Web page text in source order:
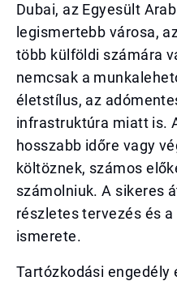
Dubai, az Egyesült
legismertebb városa,
több külföldi számára
nemcsak a
életstílus, az
infrastruktúra miatt is.
hosszabb időre vagy
költöznek, számos
számolniuk. A sikeres
részletes tervezés és
ismerete.
Tartózkodási engedély